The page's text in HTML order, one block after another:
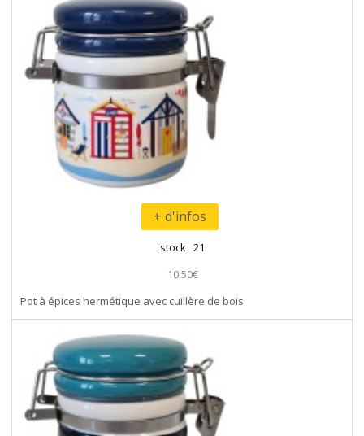
+ d'infos
stock 21
10,50€
Pot à épices hermétique avec cuillère de bois